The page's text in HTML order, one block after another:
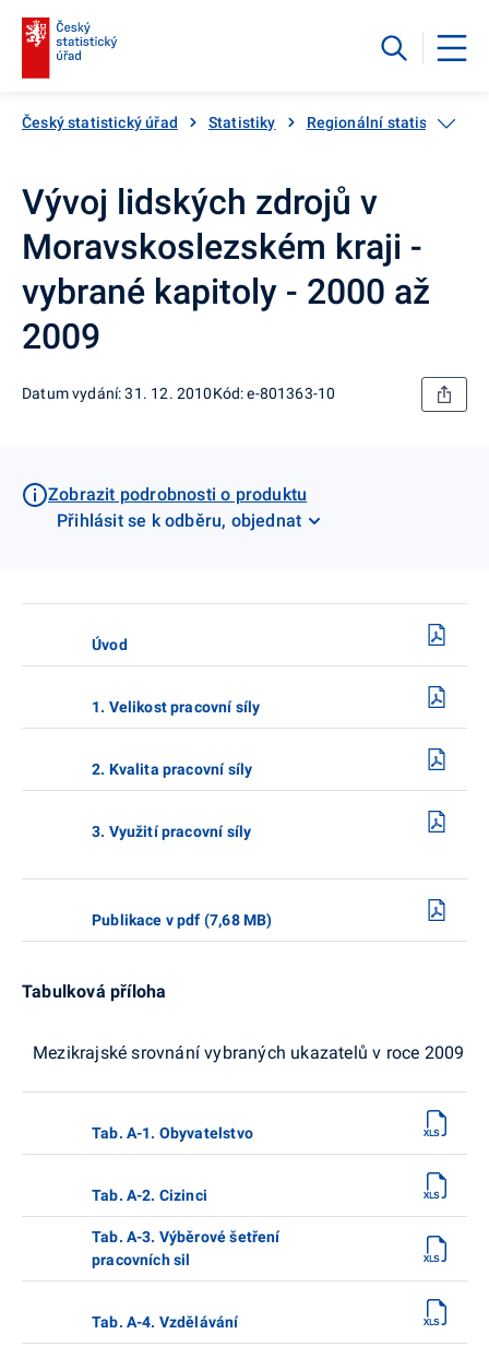
Český statistický úřad Statistiky Regionální statistiky
Vývoj lidských zdrojů v
Moravskoslezském kraji -
vybrané kapitoly - 2000 až
2009
Datum vydání: 31. 12. 2010Kód: e-801363-10
Zobrazit podrobnosti o produktu
Přihlásit se k odběru, objednat
Úvod
1. Velikost pracovní síly
2. Kvalita pracovní síly
3. Využití pracovní síly
Publikace v pdf (7,68 MB)
Tabulková příloha
Mezikrajské srovnání vybraných ukazatelů v roce 2009
Tab. A-1. Obyvatelstvo
Tab. A-2. Cizinci
Tab. A-3. Výběrové šetření
pracovních sil
Tab. A-4. Vzdělávání